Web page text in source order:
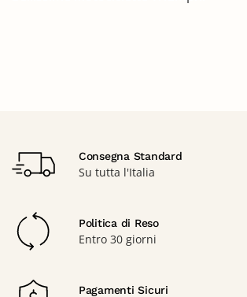
Consegna Standard
Su tutta l'Italia
Politica di Reso
Entro 30 giorni
Pagamenti Sicuri